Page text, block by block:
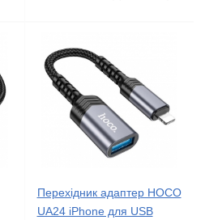
Перехідник адаптер HOCO
UA24 iPhone для USB